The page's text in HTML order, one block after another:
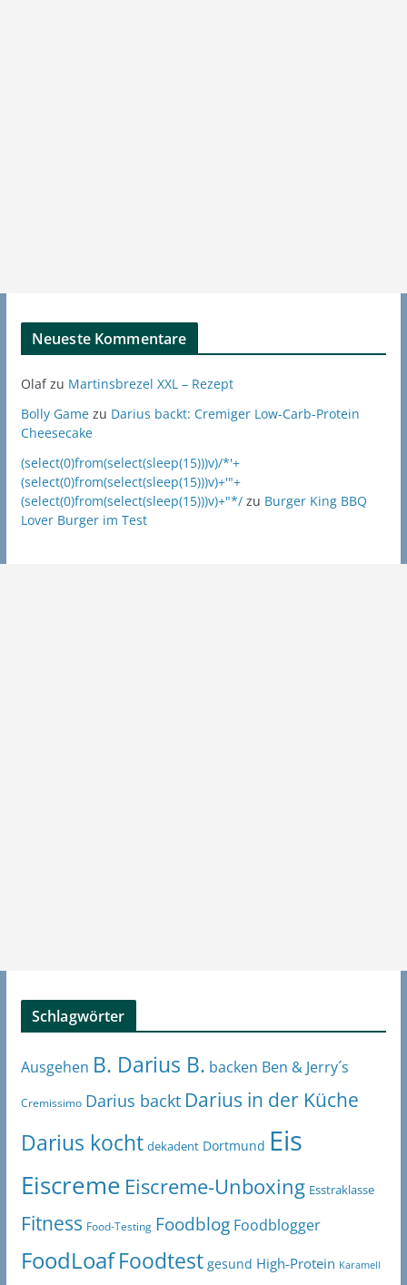
Neueste Kommentare
Olafzu Martinsbrezel XXL – Rezept
Bolly Gamezu Darius backt: Cremiger Low-Carb-Protein
Cheesecake
(select(0)from(select(sleep(15)))v)/*'+
(select(0)from(select(sleep(15)))v)+'"+
(select(0)from(select(sleep(15)))v)+"*/zu Burger King BBQ
Lover Burger im Test
Schlagwörter
Ausgehen B. Darius B. backen Ben & Jerry´s
Cremissimo Darius backt Darius in der Küche
Darius kocht dekadent Dortmund Eis
Eiscreme Eiscreme-Unboxing Esstraklasse
Fitness Food-Testing Foodblog Foodblogger
FoodLoaf Foodtest gesund High-Protein Karamell